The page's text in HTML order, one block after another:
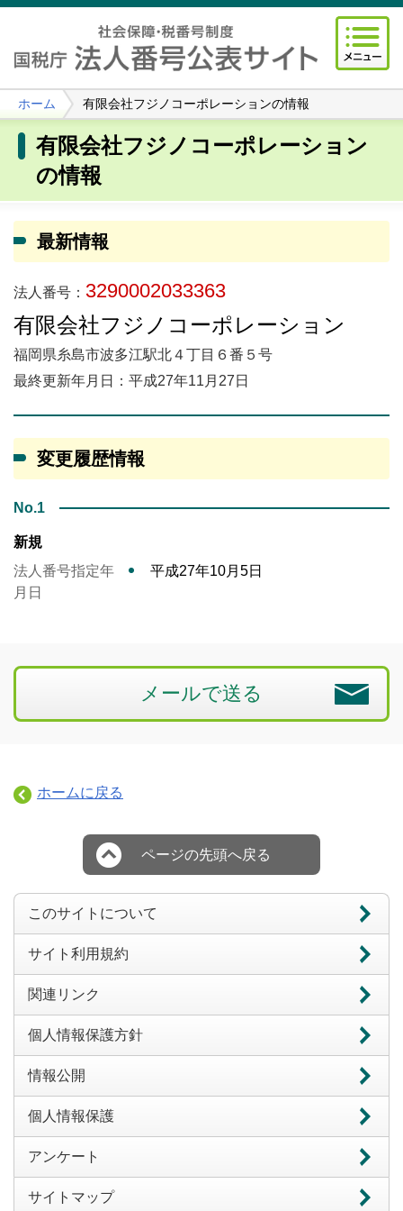
ホーム 有限会社フジノコーポレーションの情報
有限会社フジノコーポレーション
の情報
最新情報
法人番号： 3290002033363
有限会社フジノコーポレーション
福岡県糸島市波多江駅北４丁目６番５号
最終更新年月日：平成27年11月27日
変更履歴情報
No.1
新規
法人番号指定年
月日
平成27年10月5日
メールで送る
ホームに戻る
ページの先頭へ戻る
このサイトについて
サイト利用規約
関連リンク
個人情報保護方針
情報公開
個人情報保護
アンケート
サイトマップ